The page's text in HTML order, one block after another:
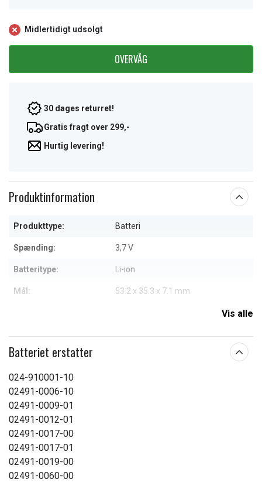
Midlertidigt udsolgt
OVERVÅG
30 dages returret!
Gratis fragt over 299,-
Hurtig levering!
Produktinformation
Produkttype: Batteri
Spænding: 3,7 V
Batteritype: Li-ion
Mål: 53.2 x 35.3 x 7.1 mm
Vægt: 23,4 g
Vis alle
Batteriet erstatter
024-910001-10
02491-0006-10
02491-0009-01
02491-0012-01
02491-0017-00
02491-0017-01
02491-0019-00
02491-0060-00